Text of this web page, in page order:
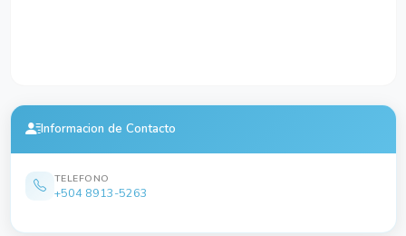
Informacion de Contacto
TELEFONO
+504 8913-5263